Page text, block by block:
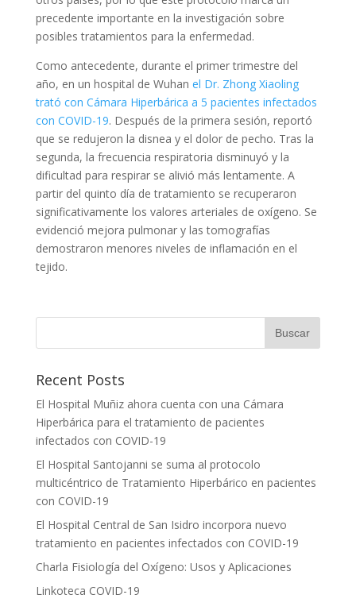
precedente importante en la investigación sobre
posibles tratamientos para la enfermedad.
Como antecedente, durante el primer trimestre del
año, en un hospital de Wuhan el Dr. Zhong Xiaoling
trató con Cámara Hiperbárica a 5 pacientes infectados
con COVID-19. Después de la primera sesión, reportó
que se redujeron la disnea y el dolor de pecho. Tras la
segunda, la frecuencia respiratoria disminuyó y la
dificultad para respirar se alivió más lentamente. A
partir del quinto día de tratamiento se recuperaron
significativamente los valores arteriales de oxígeno. Se
evidenció mejora pulmonar y las tomografías
demostraron menores niveles de inflamación en el
tejido.
Recent Posts
El Hospital Muñiz ahora cuenta con una Cámara
Hiperbárica para el tratamiento de pacientes
infectados con COVID-19
El Hospital Santojanni se suma al protocolo
multicéntrico de Tratamiento Hiperbárico en pacientes
con COVID-19
El Hospital Central de San Isidro incorpora nuevo
tratamiento en pacientes infectados con COVID-19
Charla Fisiología del Oxígeno: Usos y Aplicaciones
Linkoteca COVID-19